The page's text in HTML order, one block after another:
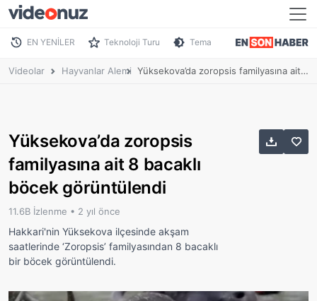
EN YENİLER Teknoloji Turu Tema
Videolar Hayvanlar Alemi Yüksekova’da zoropsis familyasına ait 8 bacaklı böcek görüntülendi
Yüksekova’da zoropsis
familyasına ait 8 bacaklı
böcek görüntülendi
11.6B İzlenme • 2 yıl önce
Hakkari'nin Yüksekova ilçesinde akşam
saatlerinde ‘Zoropsis’ familyasından 8 bacaklı
bir böcek görüntülendi.